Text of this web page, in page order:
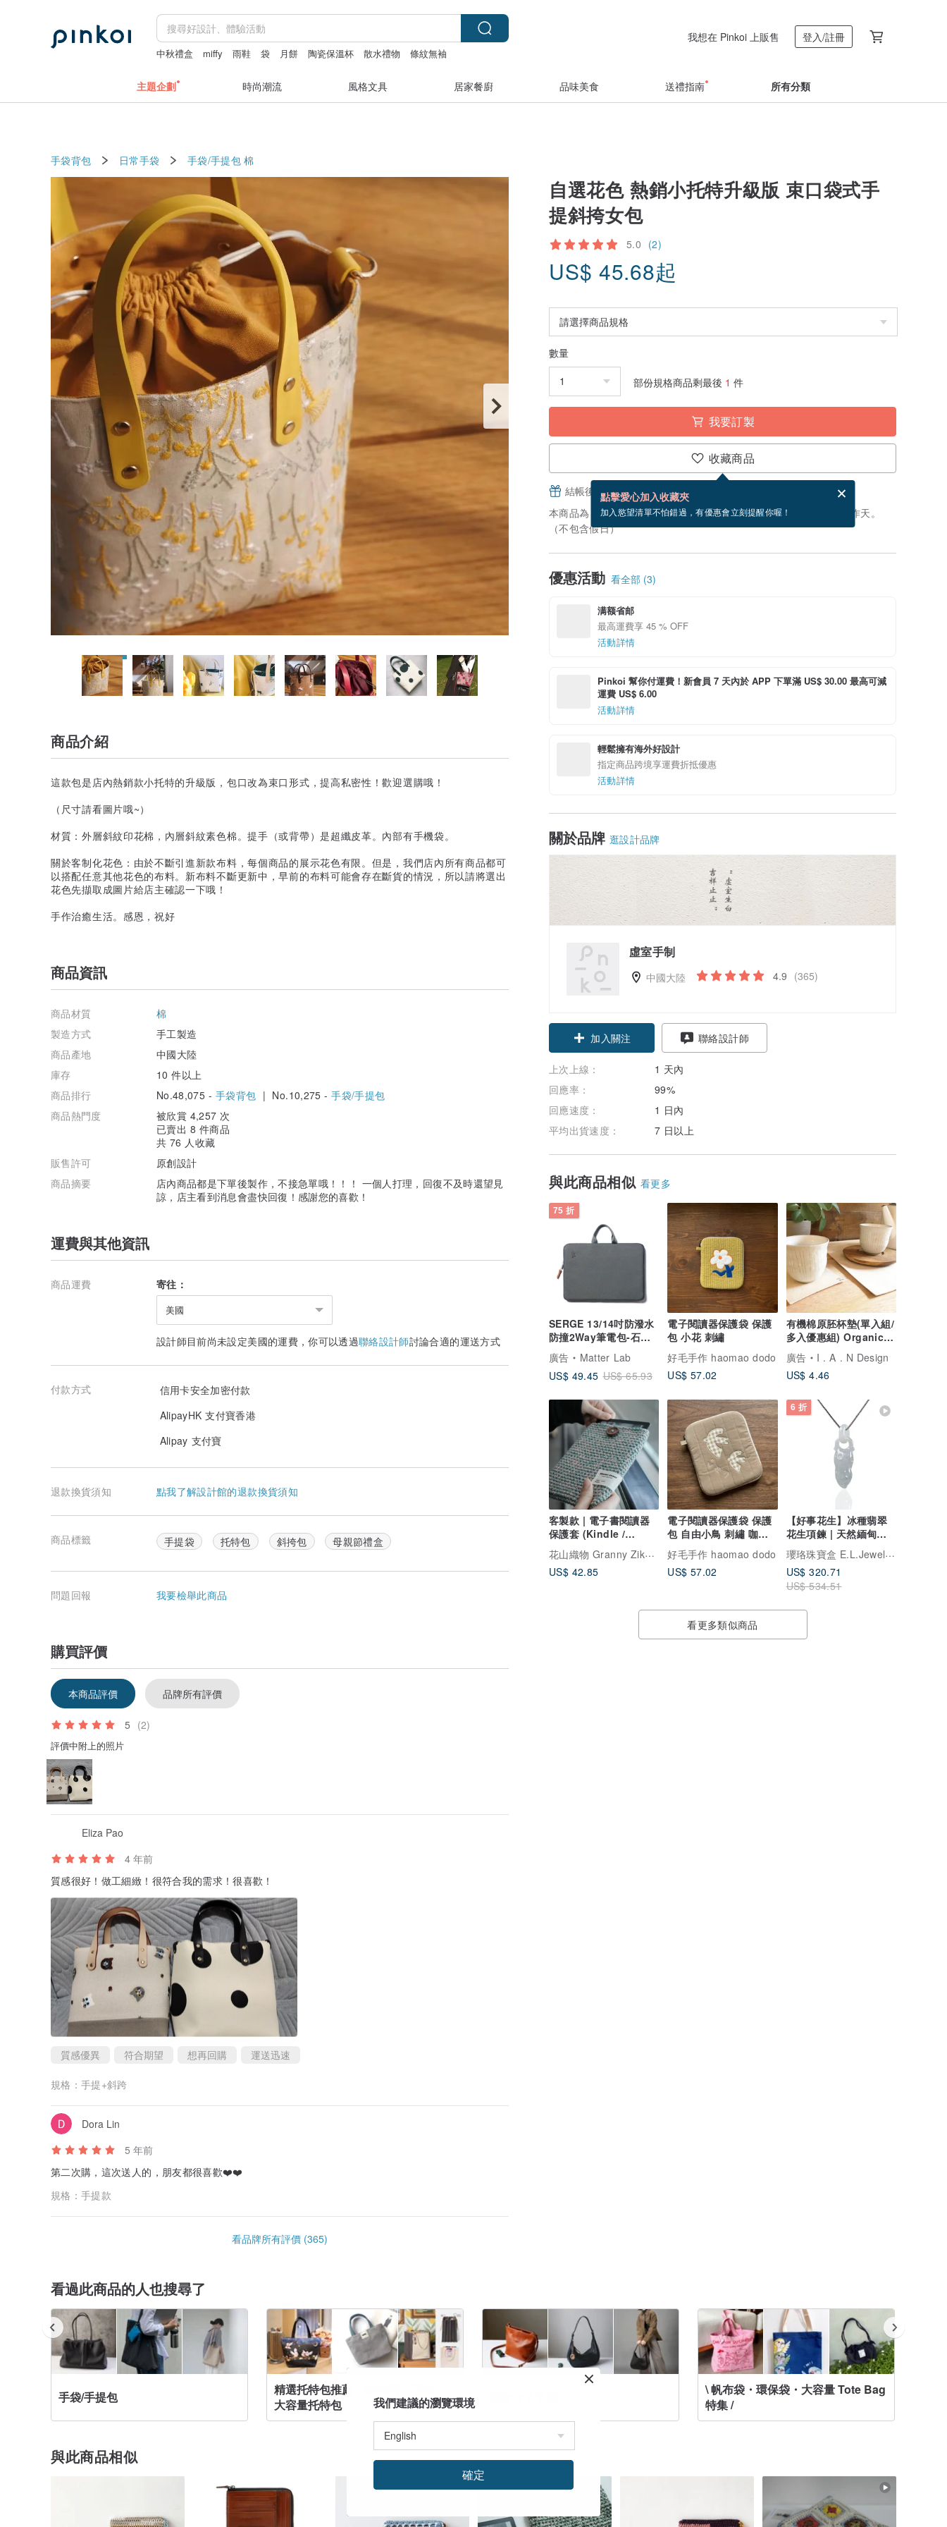
中秋禮盒 miffy 雨鞋 袋 月餅 陶瓷保溫杯 散水禮物 條紋無袖
我想在 Pinkoi 上販售 登入/註冊
主題企劃 時尚潮流 風格文具 居家餐廚 品味美食 送禮指南 所有分類
手袋背包 日常手袋 手袋/手提包 棉
自選花色 熱銷小托特升級版 束口袋式手
提斜挎女包
5.0 (2)
US$ 45.68起
數量
部份規格商品剩最後 1 件
我要訂製
收藏商品
點擊愛心加入收藏夾
加入慾望清單不怕錯過，有優惠會立刻提醒你喔！
結帳後填寫並分享，免費幫你寄送電子賀卡。
電子賀卡是什麼？
本商品為「接單訂製」。付款後，從開始製作到寄出商品為 15 個工作天。
（不包含假日）
優惠活動 看全部 (3)
满额省邮
最高運費享 45 % OFF
活動詳情
Pinkoi 幫你付運費！新會員 7 天內於 APP 下單滿 US$ 30.00 最高可減
運費 US$ 6.00
活動詳情
輕鬆擁有海外好設計
指定商品跨境享運費折抵優惠
活動詳情
關於品牌 逛設計品牌
虛室手制
中國大陸 4.9 (365)
加入關注 聯絡設計師
上次上線：
1 天內
回應率：
99%
回應速度：
1 日內
平均出貨速度：
7 日以上
與此商品相似 看更多
75 折
SERGE 13/14吋防潑水
防撞2Way筆電包-石板
灰 Air 13/Pro 14
廣告
Matter Lab
US$ 49.45 US$ 65.93
電子閱讀器保護袋 保護
包 小花 刺繡
好毛手作 haomao dodo
US$ 57.02
有機棉原胚杯墊(單入組/
多入優惠組) Organic
Cotton
廣告
I . A . N Design
US$ 4.46
客製款 | 電子書閱讀器
保護套 (Kindle /
Kobo)
花山織物 Granny Zikmat
US$ 42.85
電子閱讀器保護袋 保護
包 自由小鳥 刺繡 咖啡
牛奶
好毛手作 haomao dodo
US$ 57.02
6 折
【好事花生】冰種翡翠
花生項鍊 | 天然緬甸玉
翡翠A貨 | 送禮
瓔珞珠寶盒 E.L.Jewelry Box
US$ 320.71
US$ 534.51
看更多類似商品
商品介紹
這款包是店內熱銷款小托特的升級版，包口改為束口形式，提高私密性！歡迎選購哦！
（尺寸請看圖片哦~）
材質：外層斜紋印花棉，內層斜紋素色棉。提手（或背帶）是超纖皮革。內部有手機袋。
關於客制化花色：由於不斷引進新款布料，每個商品的展示花色有限。但是，我們店內所有商品都可
以搭配任意其他花色的布料。新布料不斷更新中，早前的布料可能會存在斷貨的情況，所以請將選出
花色先擷取成圖片給店主確認一下哦！
手作治癒生活。感恩，祝好
商品資訊
商品材質
棉
製造方式
手工製造
商品產地
中國大陸
庫存
10 件以上
商品排行
No.48,075 - 手袋背包 | No.10,275 -手袋/手提包
商品熱門度
被欣賞 4,257 次
已賣出 8 件商品
共 76 人收藏
販售許可
原創設計
商品摘要
店內商品都是下單後製作，不接急單哦！！！ 一個人打理，回復不及時還望見
諒，店主看到消息會盡快回復！感謝您的喜歡！
運費與其他資訊
商品運費 寄往：
美國
設計師目前尚未設定美國的運費，你可以透過聯絡設計師討論合適的運送方式
付款方式
信用卡安全加密付款
AlipayHK 支付寶香港
Alipay 支付寶
退款換貨須知 點我了解設計館的退款換貨須知
商品標籤 手提袋 托特包 斜挎包 母親節禮盒
問題回報 我要檢舉此商品
購買評價
本商品評價 品牌所有評價
5 (2)
評價中附上的照片
Eliza Pao
4 年前
質感很好！做工細緻！很符合我的需求！很喜歡！
質感優異 符合期望 想再回購 運送迅速
規格：手提+斜跨
Dora Lin
5 年前
第二次購，這次送人的，朋友都很喜歡❤️❤️
規格：手提款
看品牌所有評價 (365)
看過此商品的人也搜尋了
手袋/手提包
精選托特包推薦！斜/側背、手提、
大容量托特包
\ 帆布袋・環保袋・大容量 Tote Bag
特集 /
與此商品相似
我們建議的瀏覽環境
確定